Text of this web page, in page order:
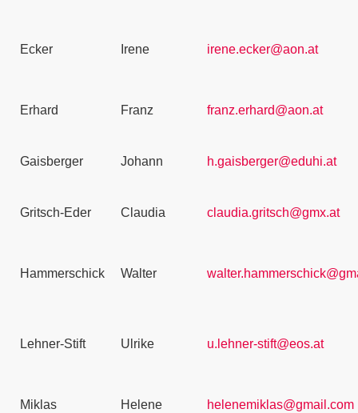
Ecker Irene irene.ecker@aon.at
Erhard Franz franz.erhard@aon.at
Gaisberger Johann h.gaisberger@eduhi.at
Gritsch-Eder Claudia claudia.gritsch@gmx.at
Hammerschick Walter
Lehner-Stift Ulrike u.lehner-stift@eos.at
Miklas Helene helenemiklas@gmail.com